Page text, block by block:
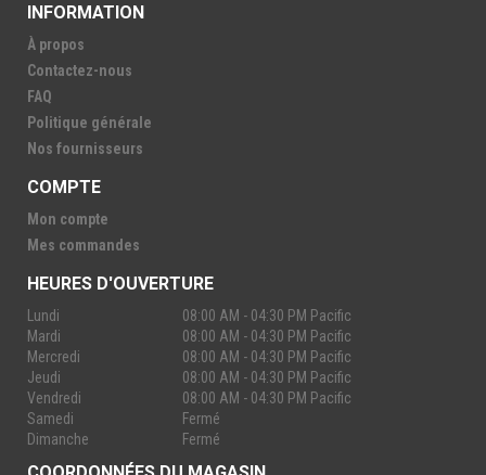
INFORMATION
À propos
Contactez-nous
FAQ
Politique générale
Nos fournisseurs
COMPTE
Mon compte
Mes commandes
HEURES D'OUVERTURE
Lundi
08:00 AM - 04:30 PM Pacific
Mardi
08:00 AM - 04:30 PM Pacific
Mercredi
08:00 AM - 04:30 PM Pacific
Jeudi
08:00 AM - 04:30 PM Pacific
Vendredi
08:00 AM - 04:30 PM Pacific
Samedi
Fermé
Dimanche
Fermé